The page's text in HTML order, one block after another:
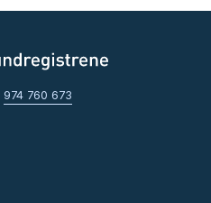
974 760 673